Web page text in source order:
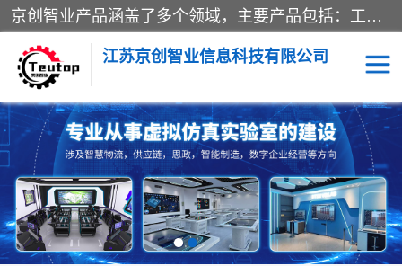
京创智业产品涵盖了多个领域，主要产品包括：工业4.0生产线解决方案，智慧物流综合实训室，教学设备与实验室建设，虚拟仿真实验室等。公司将秉持“创新、执着、诚信、共赢”的理念，以“将服务当作使命”为核心价值观，致力于为客户创造价值，与客户、合作伙伴和员工共同成长。
江苏京创智业信息科技有限公司
VR物流实训 低碳供应链
生产系统仿真 冷链物流
供应链管理 思政